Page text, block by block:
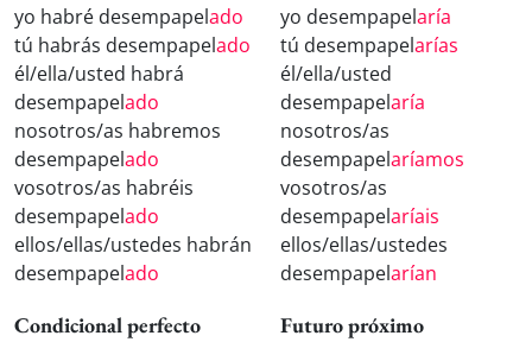
yo habré desempapelado
tú habrás desempapelado
él/ella/usted habrá
desempapelado
nosotros/as habremos
desempapelado
vosotros/as habréis
desempapelado
ellos/ellas/ustedes habrán
desempapelado
yo desempapelaría
tú desempapelarías
él/ella/usted
desempapelaría
nosotros/as
desempapelaríamos
vosotros/as
desempapelaríais
ellos/ellas/ustedes
desempapelarían
Condicional perfecto Futuro próximo